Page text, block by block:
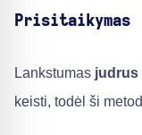
Prisitaikymas
Lankstumas judrus
keisti, todėl ši